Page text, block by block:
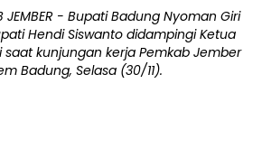
JEMBER - Bupati Badung Nyoman Giri
Hendi Siswanto didampingi Ketua
saat kunjungan kerja Pemkab Jember
Badung, Selasa (30/11).